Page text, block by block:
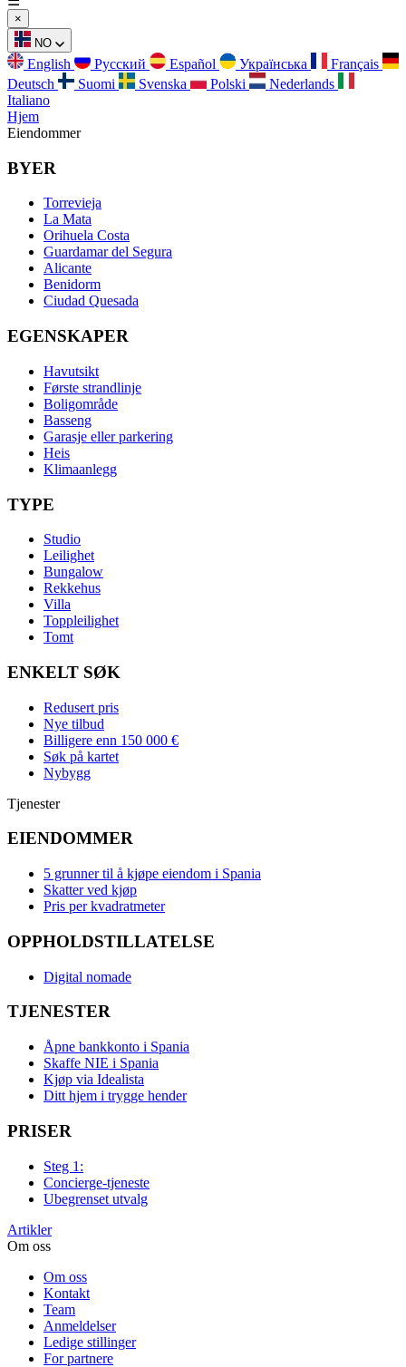
×
NO
English Русский Español Українська
Français
Deutsch
Suomi Svenska Polski
Nederlands
Italiano
Hjem
Eiendommer
BYER
Torrevieja
La Mata
Orihuela Costa
Guardamar del Segura
Alicante
Benidorm
Ciudad Quesada
EGENSKAPER
Havutsikt
Første strandlinje
Boligområde
Basseng
Garasje eller parkering
Heis
Klimaanlegg
TYPE
Studio
Leilighet
Bungalow
Rekkehus
Villa
Toppleilighet
Tomt
ENKELT SØK
Redusert pris
Nye tilbud
Billigere enn 150 000 €
Søk på kartet
Nybygg
Tjenester
EIENDOMMER
5 grunner til å kjøpe eiendom i Spania
Skatter ved kjøp
Pris per kvadratmeter
OPPHOLDSTILLATELSE
Digital nomade
TJENESTER
Åpne bankkonto i Spania
Skaffe NIE i Spania
Kjøp via Idealista
Ditt hjem i trygge hender
PRISER
Steg 1:
Concierge-tjeneste
Ubegrenset utvalg
Artikler
Om oss
Om oss
Kontakt
Team
Anmeldelser
Ledige stillinger
For partnere